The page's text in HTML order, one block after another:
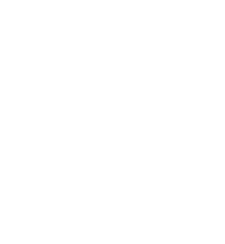
Arboleda Syrah là một